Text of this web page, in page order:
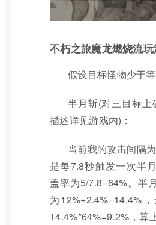
不朽之旅魔龙燃烧流
假设目标怪物少于
半月斩(对三目标上
描述详见游戏内)：
当前我的攻击间隔
是每7.8秒触发一次半
盖率为5/7.8=64%。半
为12%+2.4%=14.4%
14.4%*64%=9.2%，算